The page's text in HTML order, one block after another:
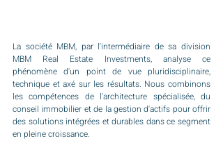
La société MBM, par l'intermédiaire de sa division
MBM Real Estate Investments, analyse ce
phénomène d'un point de vue pluridisciplinaire,
technique et axé sur les résultats. Nous combinons
les compétences de l'architecture spécialisée, du
conseil immobilier et de la gestion d'actifs pour offrir
des solutions intégrées et durables dans ce segment
en pleine croissance.